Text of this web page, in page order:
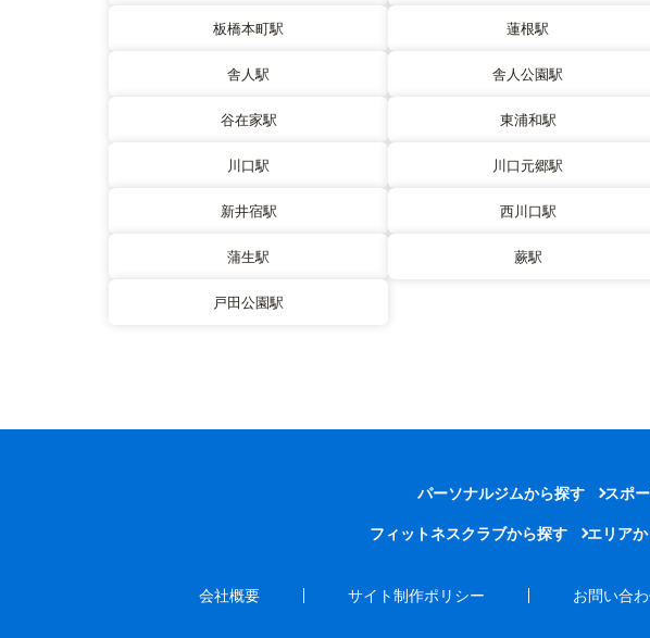
板橋本町駅 蓮根駅
舎人駅 舎人公園駅
谷在家駅 東浦和駅
川口駅 川口元郷駅
新井宿駅 西川口駅
蒲生駅 蕨駅
戸田公園駅
パーソナルジムから探す スポ
フィットネスクラブから探す エリア
会社概要 サイト制作ポリシー お問い合